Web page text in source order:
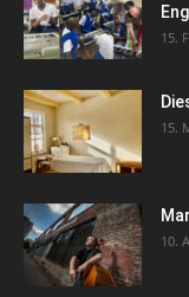
15.
15.
10.